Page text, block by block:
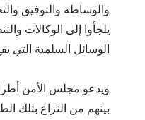
والوساطة والتوفيق
يلجأوا إلى الوكالات
الوسائل السلمية التي
ويدعو مجلس الأمن
بينهم من النزاع بتلك